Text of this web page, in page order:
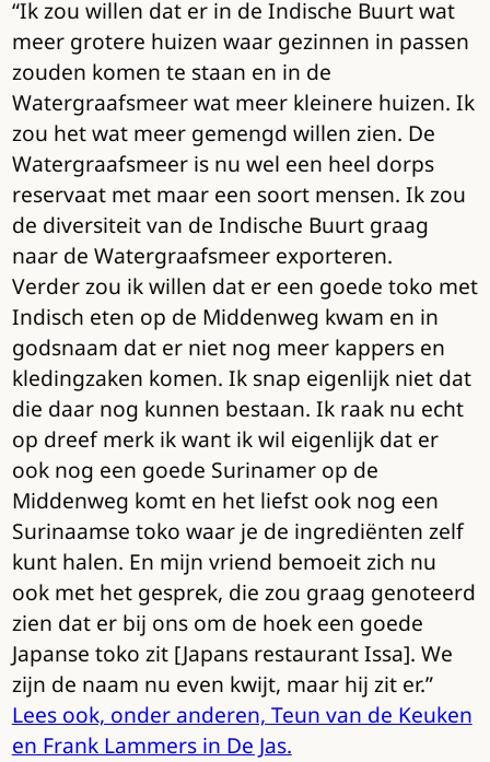
“Ik zou willen dat er in de Indische Buurt wat
meer grotere huizen waar gezinnen in passen
zouden komen te staan en in de
Watergraafsmeer wat meer kleinere huizen. Ik
zou het wat meer gemengd willen zien. De
Watergraafsmeer is nu wel een heel dorps
reservaat met maar een soort mensen. Ik zou
de diversiteit van de Indische Buurt graag
naar de Watergraafsmeer exporteren.
Verder zou ik willen dat er een goede toko met
Indisch eten op de Middenweg kwam en in
godsnaam dat er niet nog meer kappers en
kledingzaken komen. Ik snap eigenlijk niet dat
die daar nog kunnen bestaan. Ik raak nu echt
op dreef merk ik want ik wil eigenlijk dat er
ook nog een goede Surinamer op de
Middenweg komt en het liefst ook nog een
Surinaamse toko waar je de ingrediënten zelf
kunt halen. En mijn vriend bemoeit zich nu
ook met het gesprek, die zou graag genoteerd
zien dat er bij ons om de hoek een goede
Japanse toko zit [Japans restaurant Issa]. We
zijn de naam nu even kwijt, maar hij zit er.”
Lees ook, onder anderen, Teun van de Keuken
en Frank Lammers in De Jas.